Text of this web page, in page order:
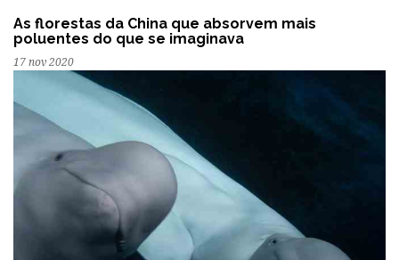
As florestas da China que absorvem mais
poluentes do que se imaginava
17 nov 2020